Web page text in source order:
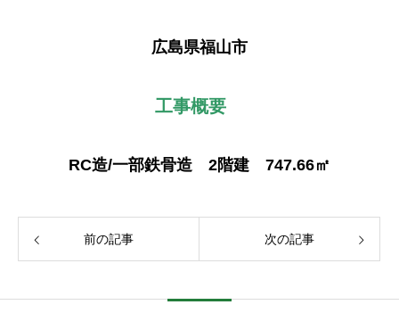
広島県福山市
工事概要
RC造/一部鉄骨造 2階建 747.66㎡
前の記事 次の記事